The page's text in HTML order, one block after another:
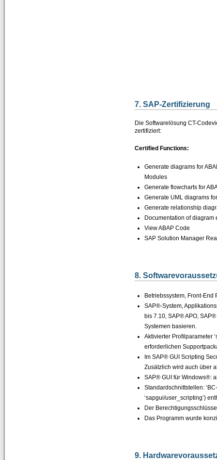
7. SAP-Zertifizierung
Die Softwarelösung CT-
zertifiziert:
Certified Functions:
Generate diagrams for
Modules
Generate flowcharts for
Generate UML diagrams
Generate relationship
Documentation of diagram
View ABAP Code
SAP Solution Manager
8.
Betriebssystem, Front-
SAP®-System,
bis 7.10, SAP® APO,
Systemen basieren.
Aktivierter Profilparameter
erforderlichen
Im SAP® GUI Scripting
Zusätzlich wird auch über
SAP® GUI für Windows®:
Standardschnittstellen:
‘sapgui/user_scripting’)
Der
Das Programm wurde
9.